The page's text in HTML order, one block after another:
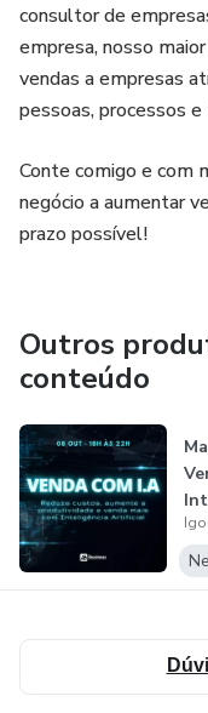
consultor de
empresa, nosso
vendas a empresas
pessoas, processos
Conte comigo e com
negócio a aumentar
prazo possível!
Outros
conteúdo